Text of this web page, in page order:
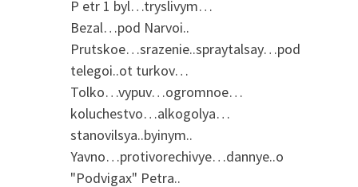
P etr 1 byl…tryslivym…
Bezal…pod Narvoi..
Prutskoe…srazenie..spraytalsay…pod
telegoi..ot turkov…
Tolko…vypuv…ogromnoe…
koluchestvo…alkogolya…
stanovilsya..byinym..
Yavno…protivorechivye…dannye..o
"Podvigax" Petra..